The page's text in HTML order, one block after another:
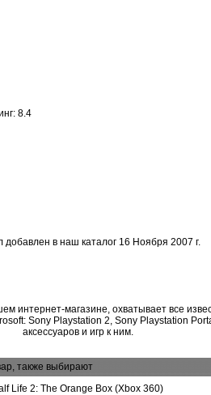
8.4
добавлен в наш каталог 16 Ноября 2007 г.
интернет-магазине, охватывает все
Sony Playstation 2, Sony Playstation
аксессуаров и игр к ним.
также выбирают
Life 2: The Orange Box (Xbox 360)